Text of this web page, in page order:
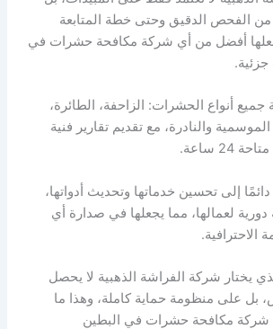
من الفحص الدقيق وحتى خطة المتابعة
يجعلها أفضل من أي شركة مكافحة حشرات في
أنواع الحشرات: الزاحفة، الطائرة،
والنادرة، مع تقديم تقارير فنية
24 ساعة.
إلى تحسين خدماتها وتحديث أدواتها،
دورية لعمالها، مما يجعلها في صدارة أي
الاحترافية.
يختار شركة الفراشة الذهبية لا يحصل
على منظومة حماية كاملة، وهذا ما
شركة مكافحة حشرات في البطين